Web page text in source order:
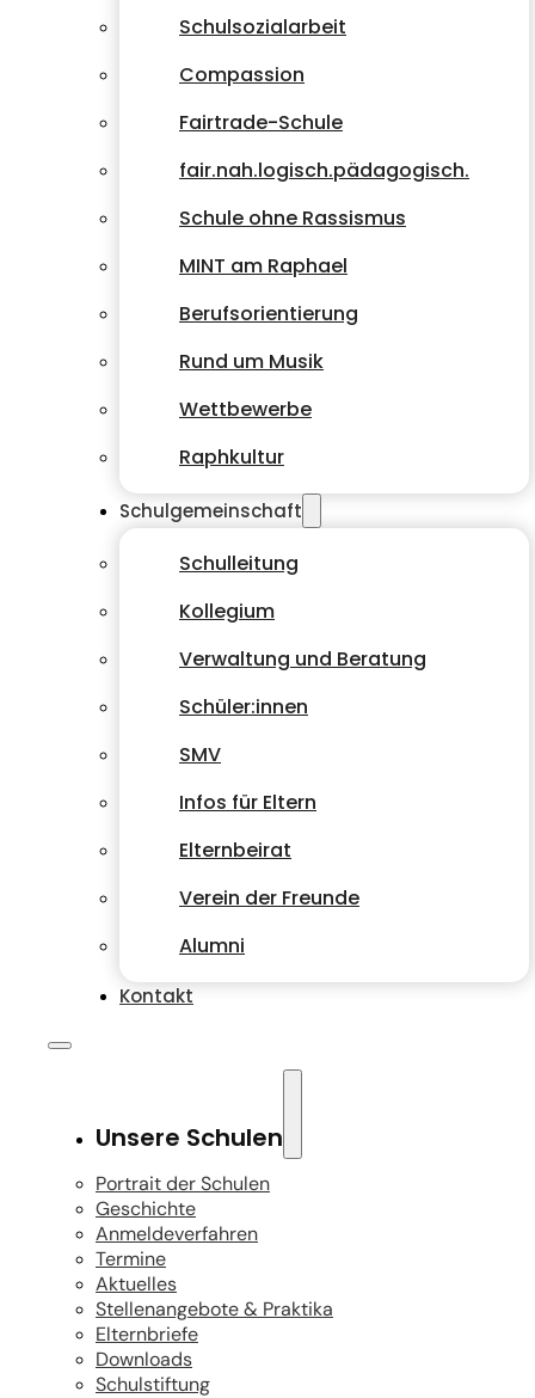
Schulsozialarbeit
Compassion
Fairtrade-Schule
fair.nah.logisch.pädagogisch.
Schule ohne Rassismus
MINT am Raphael
Berufsorientierung
Rund um Musik
Wettbewerbe
Raphkultur
Schulgemeinschaft
Schulleitung
Kollegium
Verwaltung und Beratung
Schüler:innen
SMV
Infos für Eltern
Elternbeirat
Verein der Freunde
Alumni
Kontakt
Unsere Schulen
Portrait der Schulen
Geschichte
Anmeldeverfahren
Termine
Aktuelles
Stellenangebote & Praktika
Elternbriefe
Downloads
Schulstiftung